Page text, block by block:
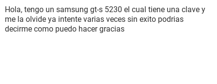
Hola, tengo un samsung gt-s 5230 el cual tiene una clave y
me la olvide ya intente varias veces sin exito podrias
decirme como puedo hacer gracias